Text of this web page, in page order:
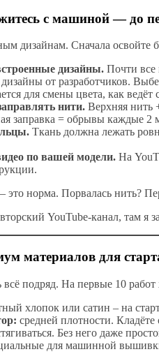
с машиной — до
дизайнам. Сначала освойте
дизайны. Почти все
от разработчиков.
для смены цвета, как ведёт
нити. Верхняя нить
заправка = обрывы каждые 2
Ткань должна лежать
по вашей модели. На
норма. Порвалась нить?
YouTube-канал, там
материалов для
подряд. На первые 10 работ
хлопок или сатин – на
средней плотности.
Без него даже
для машинной